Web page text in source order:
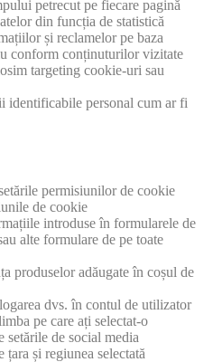
petrecut pe fiecare pagină
din funcția de statistică
și reclamelor pe baza
conform conținuturilor vizitate
targeting cookie-uri sau
identificabile personal cum ar fi
permisiunilor de cookie
de cookie
introduse în formularele de
alte formulare de pe toate
produselor adăugate în coșul de
dvs. în contul de utilizator
pe care ați selectat-o
de social media
și regiunea selectată